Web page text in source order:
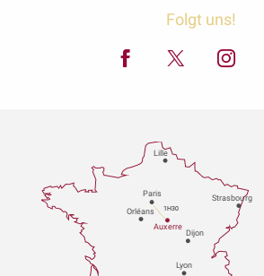
Folgt uns!
Paris
Dijon
Orléans
Lyon
Auxerre
Strasbourg
Lille
1H30